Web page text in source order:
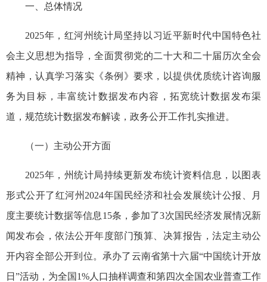
一、总体情况
2025年，红河州统计局坚持以习近平新时代中国特色社
会主义思想为指导，全面贯彻党的二十大和二十届历次全会
精神，认真学习落实《条例》要求，以提供优质统计咨询服
务为目标，丰富统计数据发布内容，拓宽统计数据发布渠
道，规范统计数据发布解读，政务公开工作扎实推进。
（一）主动公开方面
2025年，州统计局持续更新发布统计资料信息，以图表
形式公开了红河州2024年国民经济和社会发展统计公报、月
度主要统计数据等信息15条，参加了3次国民经济发展情况新
闻发布会，依法公开年度部门预算、决算报告，法定主动公
开内容全部公开到位。承办了云南省第十六届“中国统计开放
日”活动，为全国1%人口抽样调查和第四次全国农业普查工作